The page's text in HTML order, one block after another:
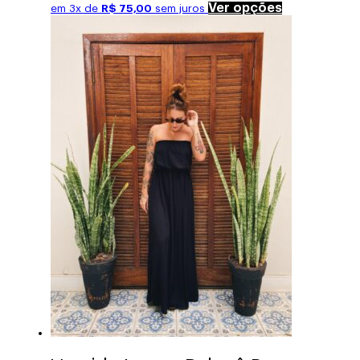
em 3x de R$ 75,00 sem juros Ver opçõesEste
página
do